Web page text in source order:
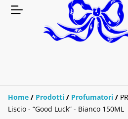
Home / Prodotti / Profumatori /
Liscio - “Good Luck” - Bianco 150ML